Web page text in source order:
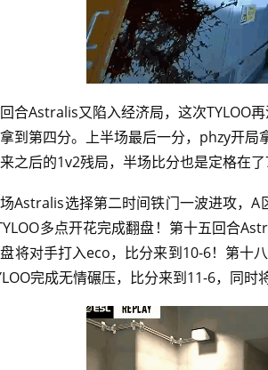
合Astralis又陷入经济局，这次TYLOO
到第四分。上半场最后一分，phzy开
之后的1v2残局，半场比分也是定格在了
Astralis选择第二时间铁门一波进攻，
多点开花完成翻盘！第十五回合
将对手打入eco，比分来到10-6！第十
完成无情碾压，比分来到11-6，同时